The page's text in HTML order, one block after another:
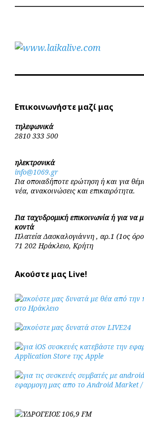
Επικοινωνήστε μαζί μας
τηλεφωνικά
2810 333 500
ηλεκτρονικά
info@1069.gr
Για οποιαδήποτε ερώτηση ή και για
νέα, ανακοινώσεις και επικαιρότητα.
Για ταχυδρομική επικοινωνία ή για να
κοντά
Πλατεία Δασκαλογιάννη , αρ.1 (1ος
71 202 Ηράκλειο, Κρήτη
Ακούστε μας Live!